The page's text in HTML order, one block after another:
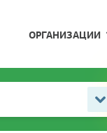
ОРГАНИЗАЦИИ